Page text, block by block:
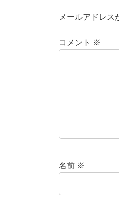
メールアドレス
コメント ※
名前 ※